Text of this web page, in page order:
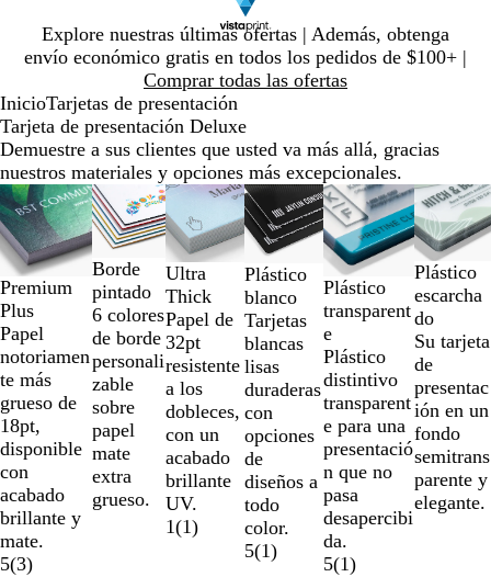
Explore nuestras últimas ofertas | Además, obtenga
envío económico gratis en todos los pedidos de $100+ |
Comprar todas las ofertas
Diapositiva
1
InicioTarjetas de presentación
Tarjeta de presentación Deluxe
Demuestre a sus clientes que usted va más allá, gracias
nuestros materiales y opciones más excepcionales.
Premium
Plus
Papel
notoriamen
te más
grueso de
18pt,
disponible
con
acabado
brillante y
mate.
5(3)
Borde
pintado
6 colores
de borde
personali
zable
sobre
papel
mate
extra
grueso.
Ultra
Thick
Papel de
32pt
resistente
a los
dobleces,
con un
acabado
brillante
UV.
1(1)
Plástico
blanco
Tarjetas
blancas
lisas
duraderas
con
opciones
de
diseños a
todo
color.
5(1)
Plástico
transparent
e
Plástico
distintivo
transparent
e para una
presentació
n que no
pasa
desapercibi
da.
5(1)
Nuevo
Plástico
escarcha
do
Su tarjeta
de
presentac
ión en un
fondo
semitrans
parente y
elegante.
Diapositivas
de
la
1
a
la
2
de
6